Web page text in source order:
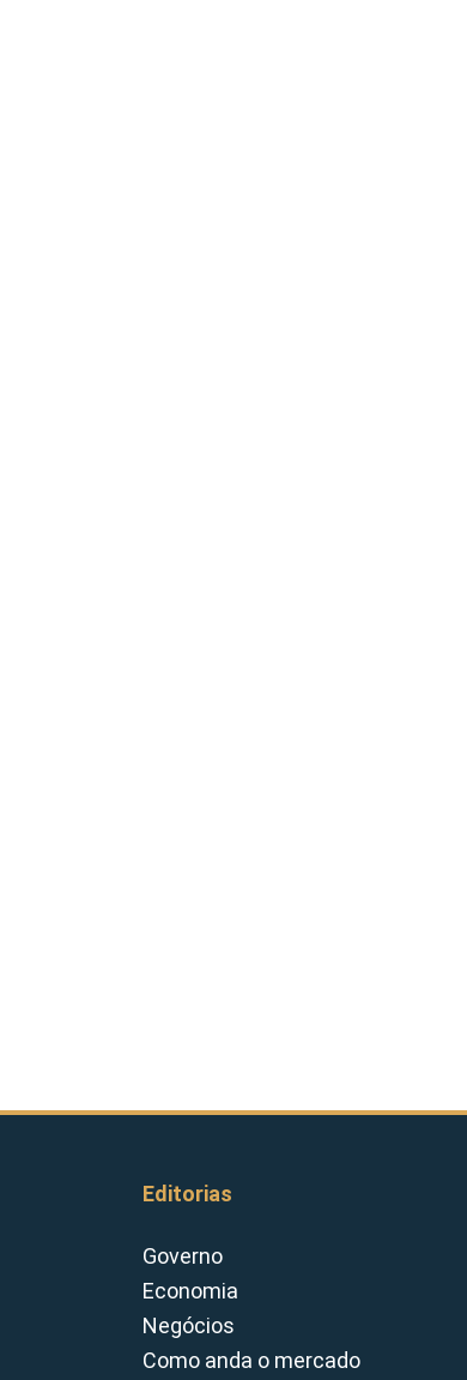
Editorias
Governo
Economia
Negócios
Como anda o mercado